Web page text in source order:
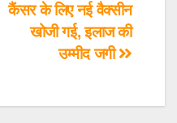
कैंसर के लिए नई वैक्सीन
खोजी गई, इलाज की
उम्मीद जगी